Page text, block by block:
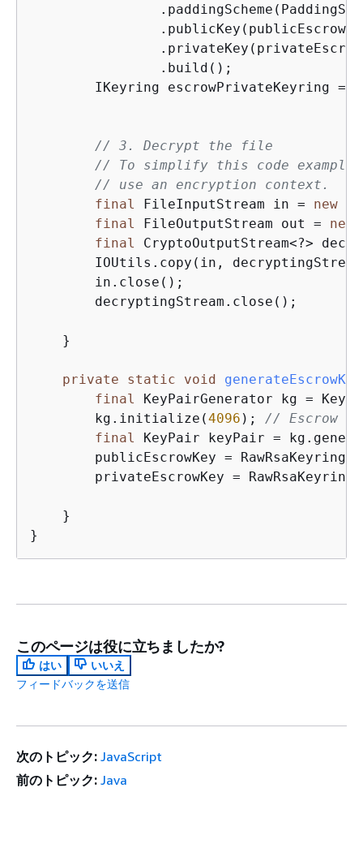
                .build();
IKeyring escrowPrivateKeyring =
// 3. Decrypt the file
// To simplify this code
// use an encryption context.
final
FileInputStream in = new
final
FileOutputStream out = new
final
CryptoOutputStream<?>
IOUtils.copy(in,
        in.close();
        decryptingStream.close();
    }
private static void
final
KeyPairGenerator kg =
        kg.initialize(
4096 ); // Escrow
final
KeyPair keyPair =
publicEscrowKey =
privateEscrowKey =
    }
このページは役に立ちましたか?
はい
いいえ
フィードバックを送信
次のトピック: JavaScript
前のトピック: Java